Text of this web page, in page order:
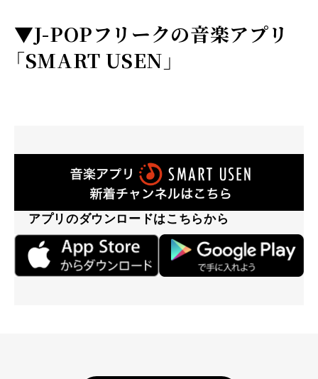
▼J-POPフリークの音楽アプリ
「SMART USEN」
アプリのダウンロードはこちらから